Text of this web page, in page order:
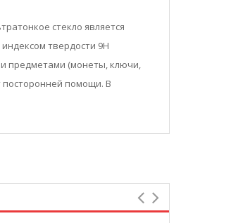
стекло является
твердости 9Н
предметами (монеты, ключи,
посторонней помощи. В